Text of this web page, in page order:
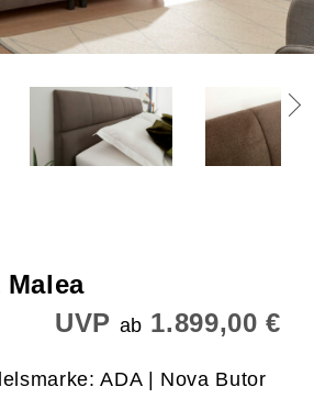
UVP ab 1.899,00 €
ADA | Nova Butor